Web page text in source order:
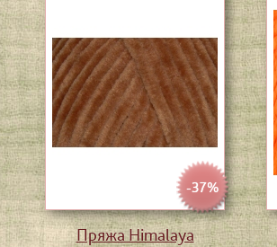
-37%
Пряжа Himalaya